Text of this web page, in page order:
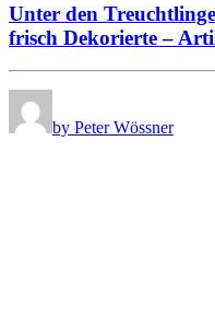
Unter den
frisch Dekorierte –
by Peter Wössner